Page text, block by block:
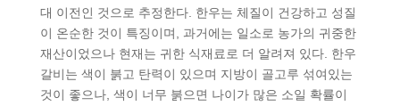
대 이전인 것으로 추정한다. 한우는 체질이 건강하고 성질
이 온순한 것이 특징이며, 과거에는 일소로 농가의 귀중한
재산이었으나 현재는 귀한 식재료로 더 알려져 있다. 한우
갈비는 색이 붉고 탄력이 있으며 지방이 골고루 섞여있는
것이 좋으나, 색이 너무 붉으면 나이가 많은 소일 확률이